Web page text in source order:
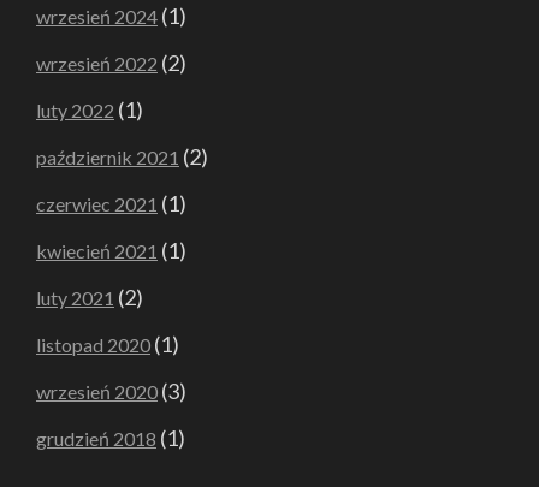
wrzesień 2024 (1)
wrzesień 2022 (2)
luty 2022 (1)
październik 2021 (2)
czerwiec 2021 (1)
kwiecień 2021 (1)
luty 2021 (2)
listopad 2020 (1)
wrzesień 2020 (3)
grudzień 2018 (1)